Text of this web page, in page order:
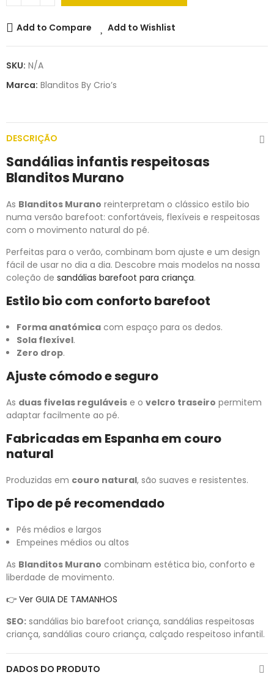
Add to Compare Add to Wishlist
SKU: N/A
Marca: Blanditos By Crio’s
DESCRIÇÃO
Sandálias infantis respeitosas
Blanditos Murano
As Blanditos Murano reinterpretam o clássico estilo bio
numa versão barefoot: confortáveis, flexíveis e respeitosas
com o movimento natural do pé.
Perfeitas para o verão, combinam bom ajuste e um design
fácil de usar no dia a dia. Descobre mais modelos na nossa
coleção de sandálias barefoot para criança.
Estilo bio com conforto barefoot
Forma anatómica com espaço para os dedos.
Sola flexível.
Zero drop.
Ajuste cómodo e seguro
As duas fivelas reguláveis e o velcro traseiro permitem
adaptar facilmente ao pé.
Fabricadas em Espanha em couro
natural
Produzidas em couro natural, são suaves e resistentes.
Tipo de pé recomendado
Pés médios e largos
Empeines médios ou altos
As Blanditos Murano combinam estética bio, conforto e
liberdade de movimento.
👉 Ver GUIA DE TAMANHOS
SEO: sandálias bio barefoot criança, sandálias respeitosas
criança, sandálias couro criança, calçado respeitoso infantil.
DADOS DO PRODUTO